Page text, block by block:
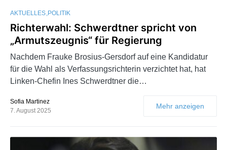
AKTUELLES POLITIK
Richterwahl: Schwerdtner spricht von
„Armutszeugnis“ für Regierung
Nachdem Frauke Brosius-Gersdorf auf eine Kandidatur
für die Wahl als Verfassungsrichterin verzichtet hat, hat
Linken-Chefin Ines Schwerdtner die…
Sofia Martinez
7. August 2025
Mehr anzeigen